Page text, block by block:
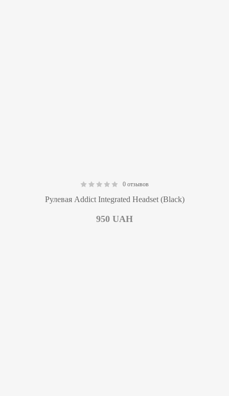
0 отзывов
Рулевая Addict Integrated Headset (Black)
950 UAH